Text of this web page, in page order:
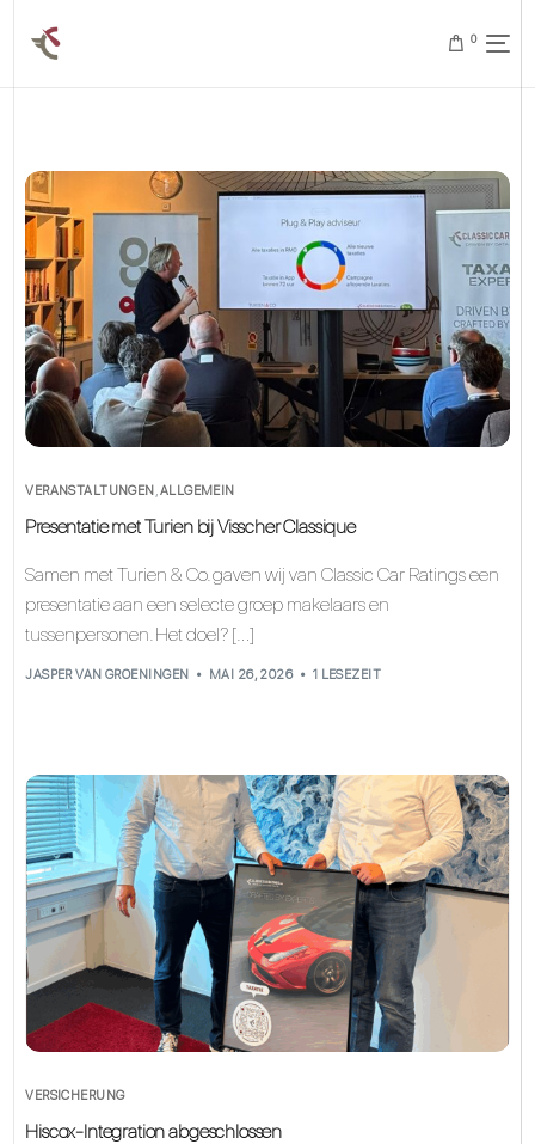
0
VERANSTALTUNGEN,ALLGEMEIN
Presentatie met Turien bij Visscher Classique
Samen met Turien & Co. gaven wij van Classic Car Ratings een
presentatie aan een selecte groep makelaars en
tussenpersonen. Het doel? […]
JASPER VAN GROENINGEN MAI 26, 2026 1 LESEZEIT
VERSICHERUNG
Hiscox-Integration abgeschlossen